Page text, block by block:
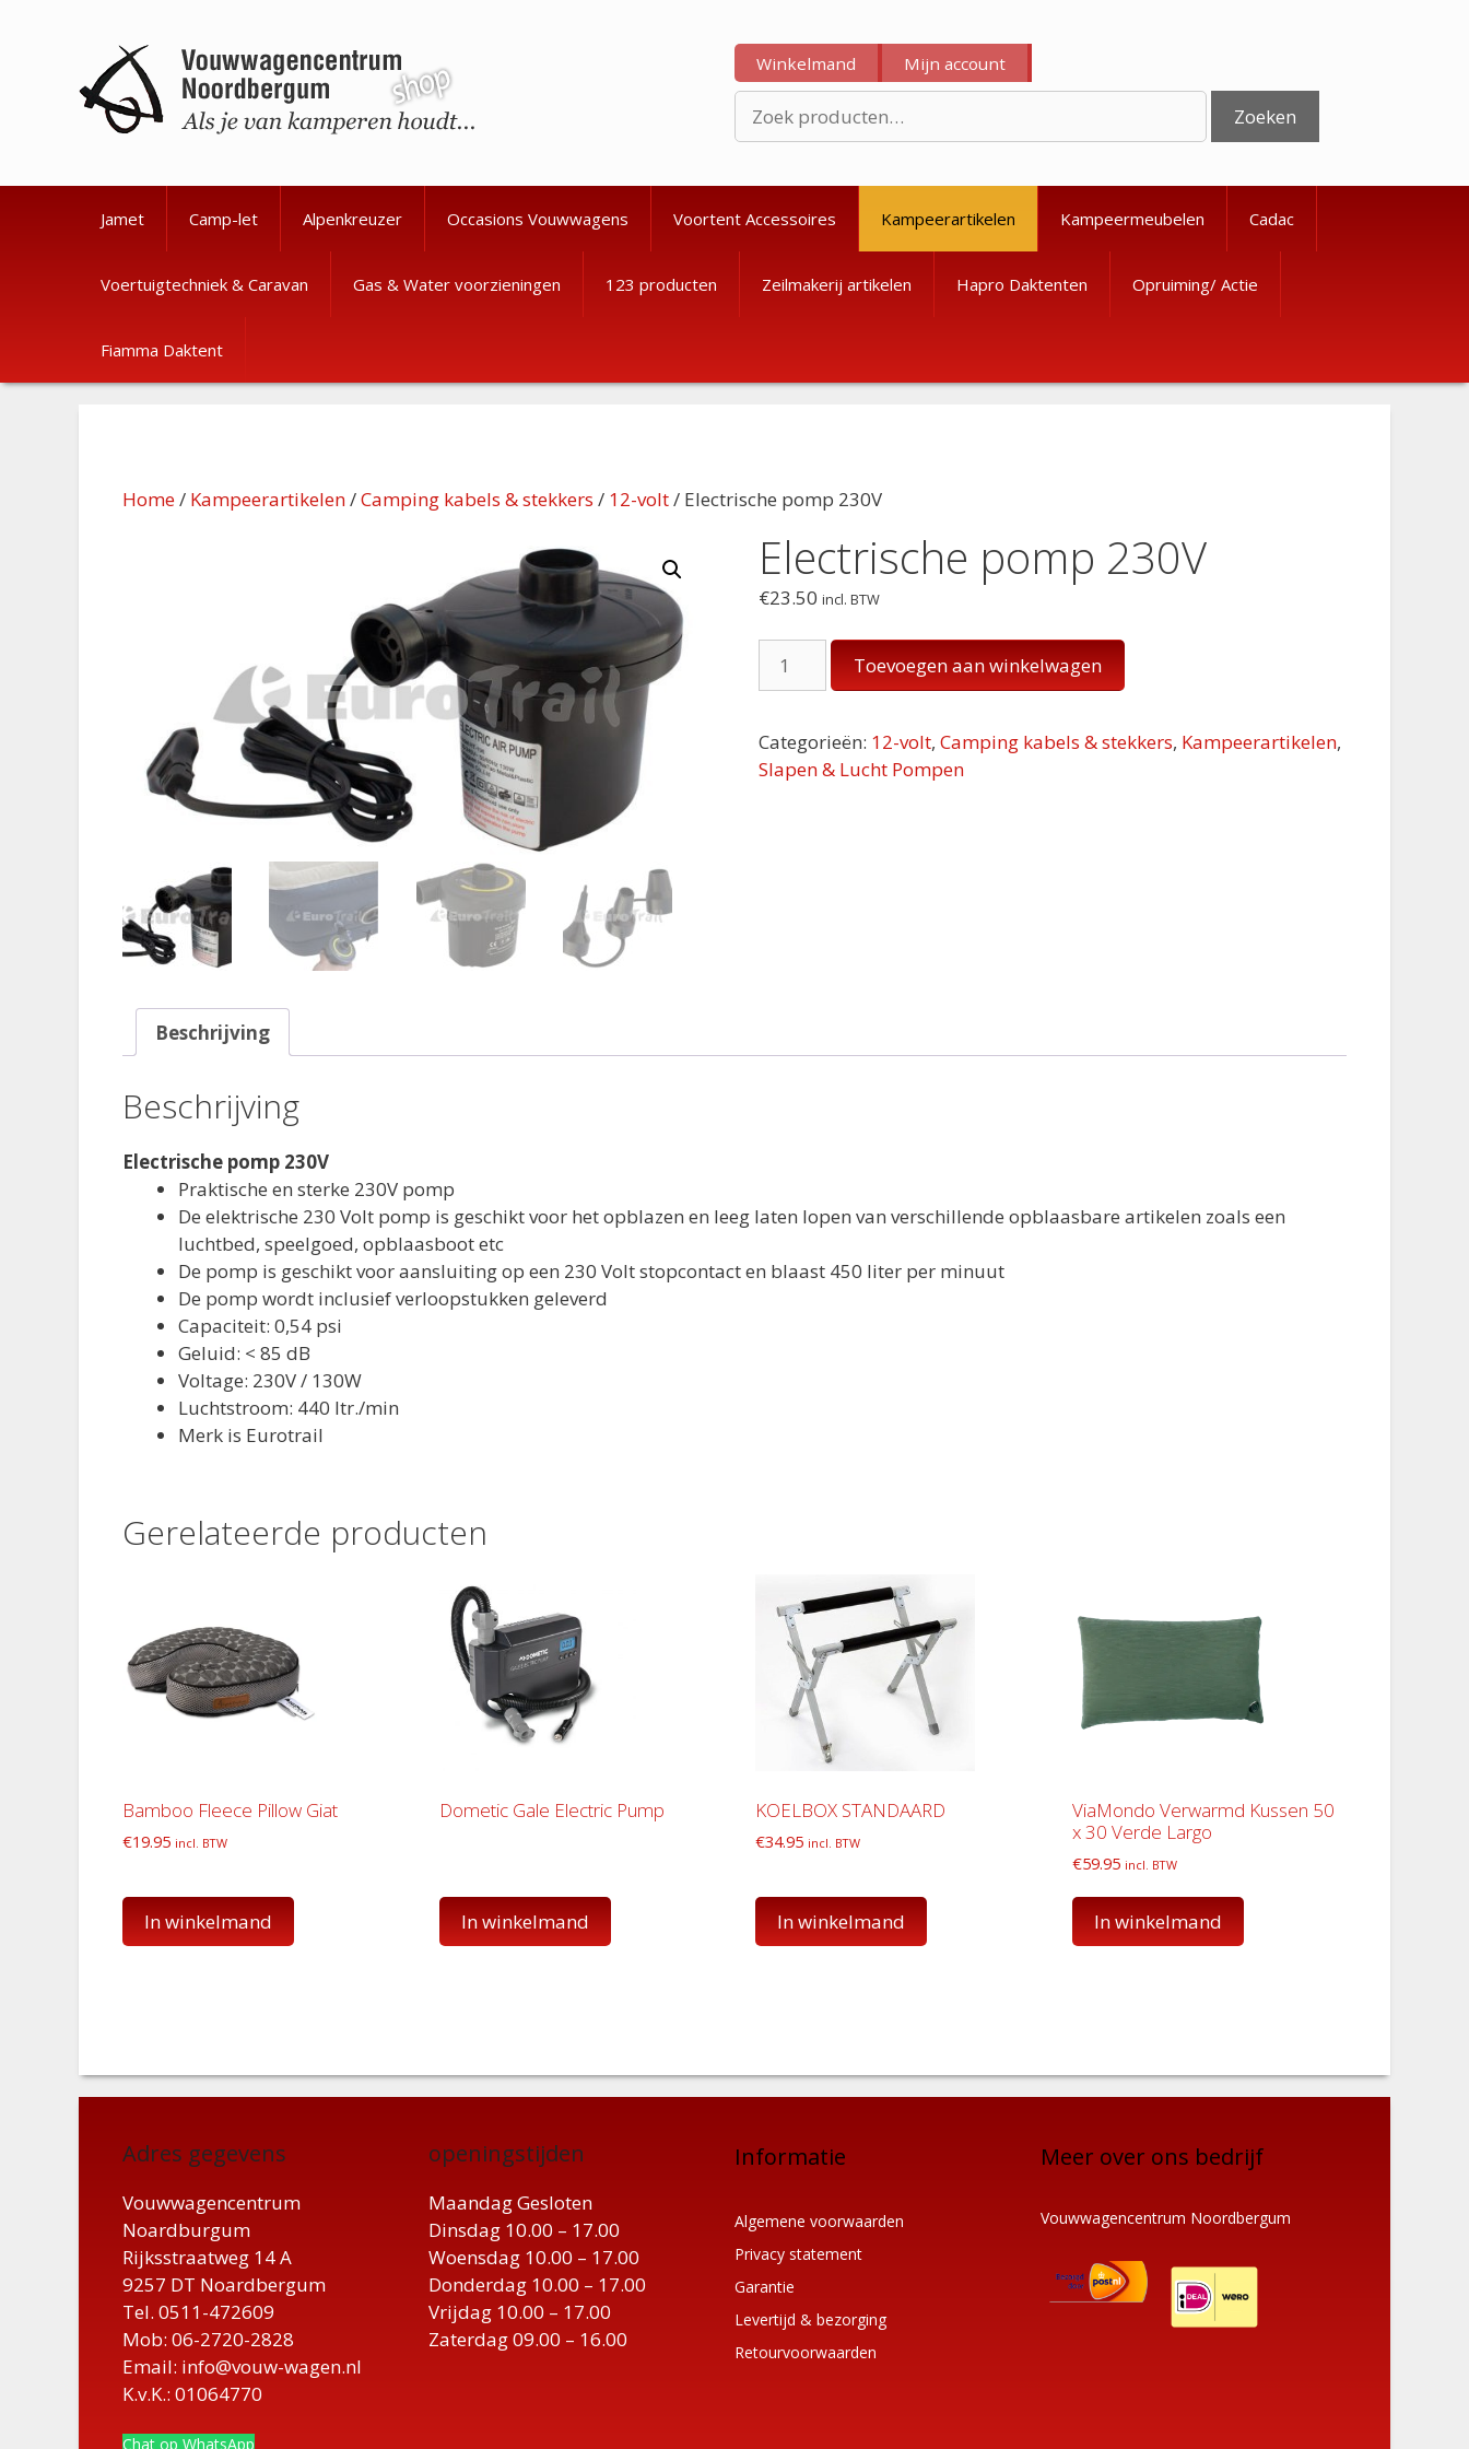
Winkelmand Mijn account
naar:
Zoeken
Jamet Camp-let Alpenkreuzer Occasions Vouwwagens Voortent Accessoires Kampeerartikelen Kampeermeubelen Cadac
Voertuigtechniek & Caravan Gas & Water voorzieningen 123 producten Zeilmakerij artikelen Hapro Daktenten Opruiming/ Actie
Fiamma Daktent
Home/ Kampeerartikelen/Camping kabels & stekkers / 12-volt/ Electrische pomp 230V
Electrische pomp 230V
€23.50 incl. BTW
Electrische
pomp
aantal
Toevoegen aan winkelwagen
Categorieën: 12-volt,Camping kabels & stekkers, Kampeerartikelen,
Slapen & Lucht Pompen
Beschrijving
Beschrijving
Electrische pomp 230V
Praktische en sterke 230V pomp
De elektrische 230 Volt pomp is geschikt voor het opblazen en leeg laten lopen van verschillende opblaasbare artikelen zoals een
luchtbed, speelgoed, opblaasboot etc
De pomp is geschikt voor aansluiting op een 230 Volt stopcontact en blaast 450 liter per minuut
De pomp wordt inclusief verloopstukken geleverd
Capaciteit: 0,54 psi
Geluid: < 85 dB
Voltage: 230V / 130W
Luchtstroom: 440 ltr./min
Merk is Eurotrail
Gerelateerde producten
Bamboo Fleece Pillow Giat
€19.95 incl. BTW
In winkelmand
Dometic Gale Electric Pump
In winkelmand
KOELBOX STANDAARD
€34.95 incl. BTW
In winkelmand
ViaMondo Verwarmd Kussen 50
x 30 Verde Largo
€59.95 incl. BTW
In winkelmand
Adres gegevens
Vouwwagencentrum
Noardburgum
Rijksstraatweg 14 A
9257 DT Noardbergum
Tel. 0511-472609
Mob: 06-2720-2828
Email: info@vouw-wagen.nl
K.v.K.: 01064770
Chat op WhatsApp
openingstijden
Maandag Gesloten
Dinsdag 10.00 – 17.00
Woensdag 10.00 – 17.00
Donderdag 10.00 – 17.00
Vrijdag 10.00 – 17.00
Zaterdag 09.00 – 16.00
Informatie
Algemene voorwaarden
Privacy statement
Garantie
Levertijd & bezorging
Retourvoorwaarden
Meer over ons bedrijf
Vouwwagencentrum Noordbergum